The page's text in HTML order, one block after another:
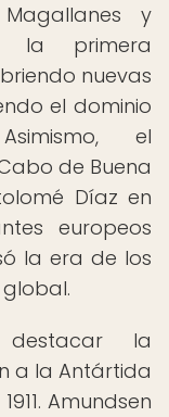
y
la primera
nuevas
el dominio
el
de Buena
Díaz en
europeos
la era de los
la
a la Antártida
Amundsen